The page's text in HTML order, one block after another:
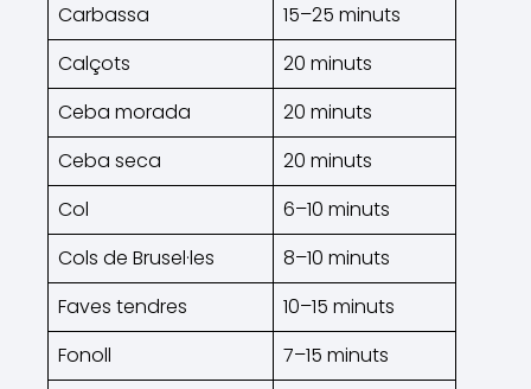
Carbassa
15–25 minuts
Calçots
20 minuts
Ceba morada
20 minuts
Ceba seca
20 minuts
Col
6–10 minuts
Cols de Brusel·les
8–10 minuts
Faves tendres
10–15 minuts
Fonoll
7–15 minuts